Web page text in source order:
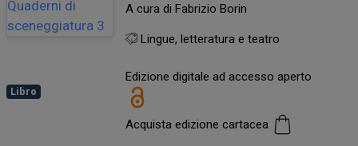
Libro
A cura di Fabrizio Borin
Lingue, letteratura e teatro
Edizione digitale ad accesso aperto
Acquista edizione cartacea